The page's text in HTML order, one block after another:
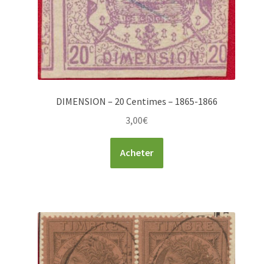
DIMENSION – 20 Centimes – 1865-1866
3,00€
Acheter